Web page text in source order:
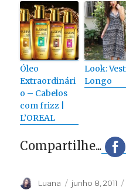
Óleo
Extraordinári
o – Cabelos
com frizz |
L’OREAL
Look:
Longo
Compartilhe...
Autor
Luana
Publicado
junho 8, 2011